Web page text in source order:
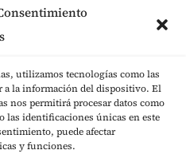
utilizamos tecnologías como las
a la información del dispositivo. El
nos permitirá procesar datos como
las identificaciones únicas en este
puede afectar
y funciones.
Próximo
ARVO PART: Spiegel